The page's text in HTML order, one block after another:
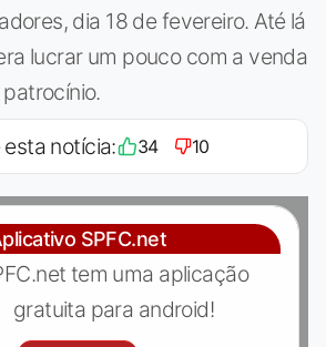
dia 18 de fevereiro. Até lá
lucrar um pouco com a venda
esta notícia: 34 10
SPFC.net
tem uma aplicação
gratuita para android!